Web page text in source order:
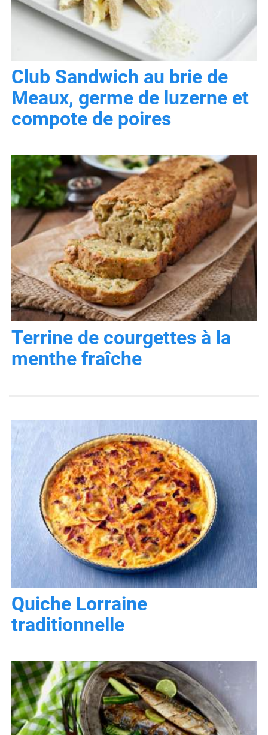
Club Sandwich au brie de
Meaux, germe de luzerne et
compote de poires
Terrine de courgettes à la
menthe fraîche
Quiche Lorraine
traditionnelle